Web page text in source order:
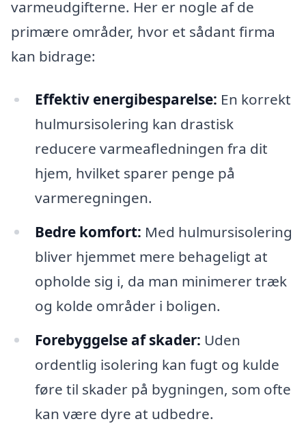
varmeudgifterne. Her er nogle af de
primære områder, hvor et sådant firma
kan bidrage:
Effektiv energibesparelse: En korrekt
hulmursisolering kan drastisk
reducere varmeafledningen fra dit
hjem, hvilket sparer penge på
varmeregningen.
Bedre komfort: Med hulmursisolering
bliver hjemmet mere behageligt at
opholde sig i, da man minimerer træk
og kolde områder i boligen.
Forebyggelse af skader: Uden
ordentlig isolering kan fugt og kulde
føre til skader på bygningen, som ofte
kan være dyre at udbedre.